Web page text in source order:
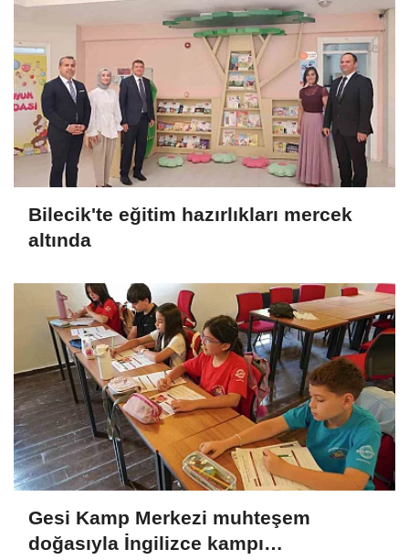
Bilecik'te eğitim hazırlıkları mercek
altında
Gesi Kamp Merkezi muhteşem
doğasıyla İngilizce kampı